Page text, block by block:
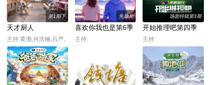
第1期下
天才厨人
主持:黄渤,何浩楠,吕严,
马頔
先导片
喜欢你我也是第6季
主持:
场面特辑第3期
开始推理吧第四季
主持: